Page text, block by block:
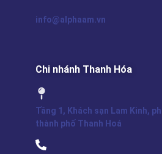
info@alphaam.vn
Chi nhánh Thanh Hóa
Tầng 1, Khách sạn Lam Kinh,
thành phố Thanh Hoá